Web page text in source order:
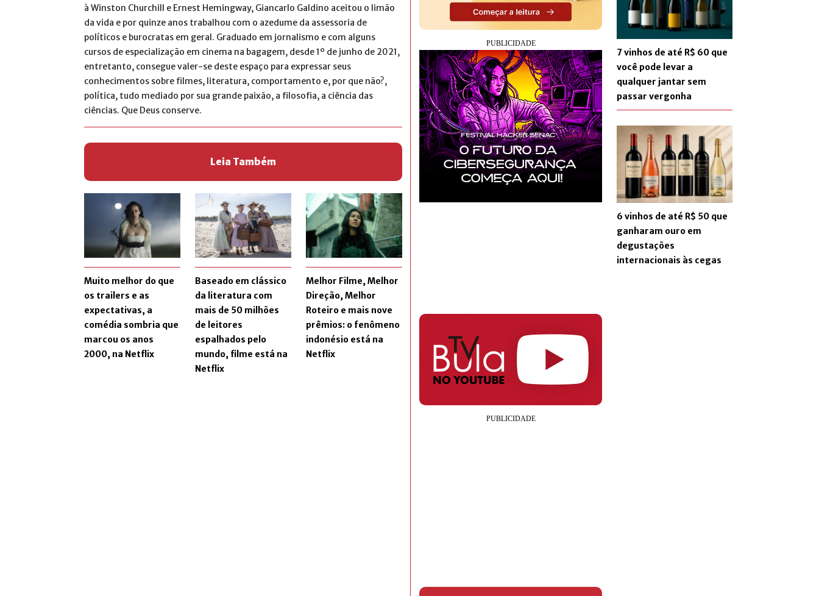
à Winston Churchill e Ernest Hemingway, Giancarlo Galdino aceitou o limão
da vida e por quinze anos trabalhou com o azedume da assessoria de
políticos e burocratas em geral. Graduado em jornalismo e com alguns
cursos de especialização em cinema na bagagem, desde 1º de junho de 2021,
entretanto, consegue valer-se deste espaço para expressar seus
conhecimentos sobre filmes, literatura, comportamento e, por que não?,
política, tudo mediado por sua grande paixão, a filosofia, a ciência das
ciências. Que Deus conserve.
Leia Também
Muito melhor do que
os trailers e as
expectativas, a
comédia sombria que
marcou os anos
2000, na Netflix
Baseado em clássico
da literatura com
mais de 50 milhões
de leitores
espalhados pelo
mundo, filme está na
Netflix
Melhor Filme, Melhor
Direção, Melhor
Roteiro e mais nove
prêmios: o fenômeno
indonésio está na
Netflix
7 vinhos de até R$ 60 que
você pode levar a
qualquer jantar sem
passar vergonha
6 vinhos de até R$ 50 que
ganharam ouro em
degustações
internacionais às cegas